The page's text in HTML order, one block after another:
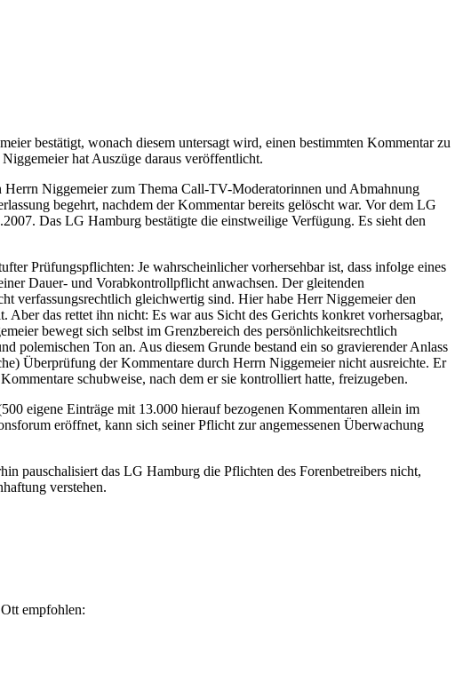
bestätigt, wonach diesem untersagt wird, einen bestimmten Kommentar zu
hat Auszüge daraus veröffentlicht.
Niggemeier zum Thema Call-TV-Moderatorinnen und Abmahnung
begehrt, nachdem der Kommentar bereits gelöscht war. Vor dem LG
Das LG Hamburg bestätigte die einstweilige Verfügung. Es sieht den
Prüfungspflichten: Je wahrscheinlicher vorhersehbar ist, dass infolge eines
Dauer- und Vorabkontrollpflicht anwachsen. Der gleitenden
verfassungsrechtlich gleichwertig sind. Hier habe Herr Niggemeier den
das rettet ihn nicht: Es war aus Sicht des Gerichts konkret vorhersagbar,
bewegt sich selbst im Grenzbereich des persönlichkeitsrechtlich
polemischen Ton an. Aus diesem Grunde bestand ein so gravierender Anlass
Überprüfung der Kommentare durch Herrn Niggemeier nicht ausreichte. Er
schubweise, nach dem er sie kontrolliert hatte, freizugeben.
eigene Einträge mit 13.000 hierauf bezogenen Kommentaren allein im
eröffnet, kann sich seiner Pflicht zur angemessenen Überwachung
pauschalisiert das LG Hamburg die Pflichten des Forenbetreibers nicht,
verstehen.
empfohlen: